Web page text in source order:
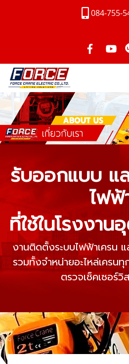
084-755-
รับออกแบบ แ
ไฟฟ้
ที่ใช้ในโรงงาน
งานติดตั้งระบบไฟฟ้าเครน แ
รวมทั้งจำหน่ายอะไหล่เครน
ตรวจเช็คเซอร์วิ